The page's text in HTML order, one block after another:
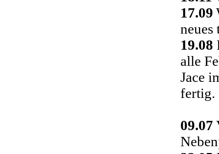
17.09
19.08
alle
Jace
fertig.
09.07